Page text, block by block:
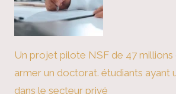
Un projet pilote NSF de 47
armer un doctorat. étudiants ayant
dans le secteur privé